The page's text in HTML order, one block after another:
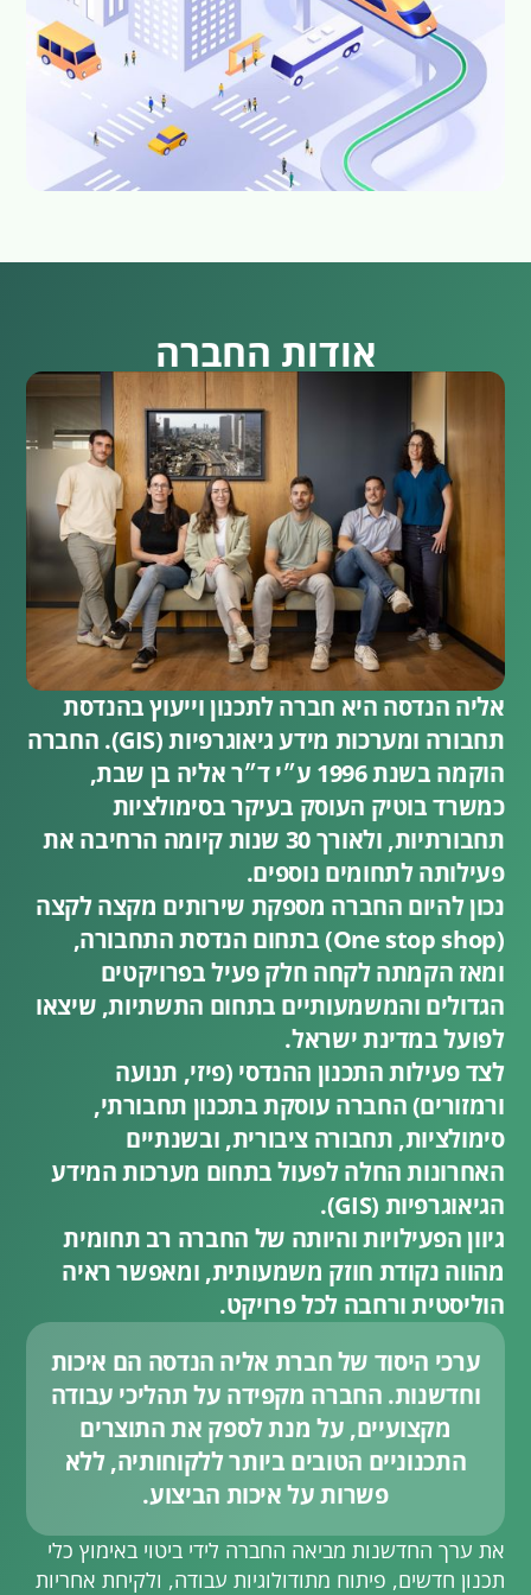
אודות החברה
אליה הנדסה היא חברה לתכנון וייעוץ בהנדסת
תחבורה ומערכות מידע גיאוגרפיות (GIS). החברה
הוקמה בשנת 1996 ע״י ד״ר אליה בן שבת,
כמשרד בוטיק העוסק בעיקר בסימולציות
תחבורתיות, ולאורך 30 שנות קיומה הרחיבה את
פעילותה לתחומים נוספים.
נכון להיום החברה מספקת שירותים מקצה לקצה
(One stop shop) בתחום הנדסת התחבורה,
ומאז הקמתה לקחה חלק פעיל בפרויקטים
הגדולים והמשמעותיים בתחום התשתיות, שיצאו
לפועל במדינת ישראל.
לצד פעילות התכנון ההנדסי (פיזי, תנועה
ורמזורים) החברה עוסקת בתכנון תחבורתי,
סימולציות, תחבורה ציבורית, ובשנתיים
האחרונות החלה לפעול בתחום מערכות המידע
הגיאוגרפיות (GIS).
גיוון הפעילויות והיותה של החברה רב תחומית
מהווה נקודת חוזק משמעותית, ומאפשר ראיה
הוליסטית ורחבה לכל פרויקט.
ערכי היסוד של חברת אליה הנדסה הם איכות
וחדשנות. החברה מקפידה על תהליכי עבודה
מקצועיים, על מנת לספק את התוצרים
התכנוניים הטובים ביותר ללקוחותיה, ללא
פשרות על איכות הביצוע.
את ערך החדשנות מביאה החברה לידי ביטוי באימוץ כלי
תכנון חדשים, פיתוח מתודולוגיות עבודה, ולקיחת אחריות